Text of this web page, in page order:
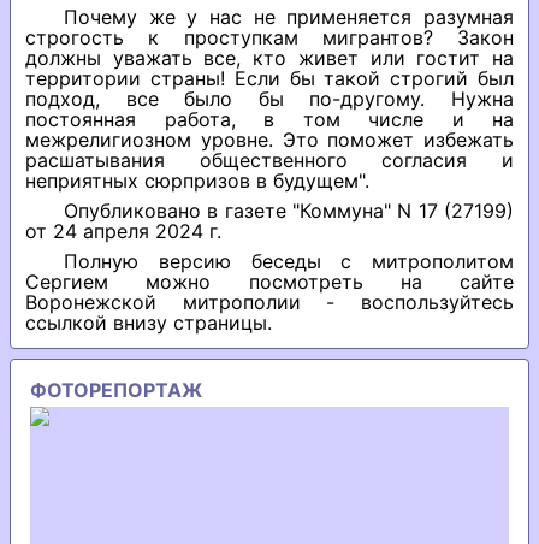
Почему же у нас не применяется разумная
строгость к проступкам мигрантов? Закон
должны уважать все, кто живет или гостит на
территории страны! Если бы такой строгий был
подход, все было бы по-другому. Нужна
постоянная работа, в том числе и на
межрелигиозном уровне. Это поможет избежать
расшатывания общественного согласия и
неприятных сюрпризов в будущем".
Опубликовано в газете "Коммуна" N 17 (27199)
от 24 апреля 2024 г.
Полную версию беседы с митрополитом
Сергием можно посмотреть на сайте
Воронежской митрополии - воспользуйтесь
ссылкой внизу страницы.
ФОТОРЕПОРТАЖ